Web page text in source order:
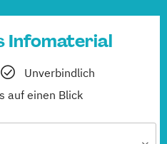
Infomaterial
Unverbindlich
auf einen Blick